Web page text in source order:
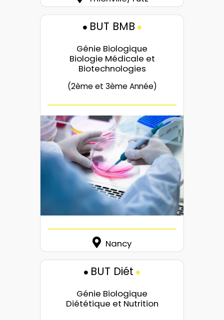
BUT BMB
Génie Biologique
Biologie Médicale et
Biotechnologies
(2ème et 3ème Année)
Nancy
BUT Diét
Génie Biologique
Diététique et Nutrition